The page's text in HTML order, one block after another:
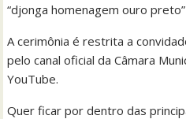
“djonga homenagem ouro
A cerimônia é restrita a
pelo canal oficial da Câmara
YouTube.
Quer ficar por dentro das